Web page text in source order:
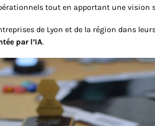
tout en apportant une vision
de Lyon et de la région dans
par l’IA.